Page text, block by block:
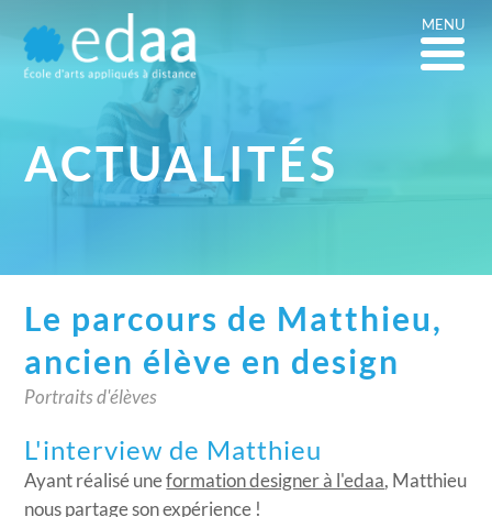
MENU
ACTUALITÉS
Le parcours de Matthieu,
ancien élève en design
Portraits d'élèves
L'interview de Matthieu
Ayant réalisé uneformation designer à l'edaa, Matthieu
nous partage son expérience !